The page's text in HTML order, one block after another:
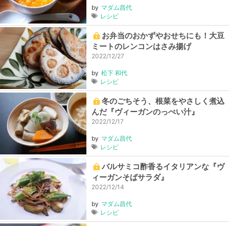
by マダム昌代
レシピ
お弁当のおかずやおせちにも！大豆
ミートのレンコンはさみ揚げ
2022/12/27
by 松下 和代
レシピ
冬のごちそう、根菜をやさしく煮込
んだ『ヴィーガンのっぺい汁』
2022/12/17
by マダム昌代
レシピ
バルサミコ酢香るイタリアンな『ヴ
ィーガンそばサラダ』
2022/12/14
by マダム昌代
レシピ